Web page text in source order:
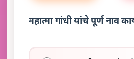
महात्मा गांधी यांचे पूर्ण नाव